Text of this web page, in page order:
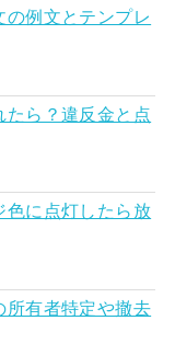
例文とテンプレ
ら？違反金と点
色に点灯したら放
有者特定や撤去